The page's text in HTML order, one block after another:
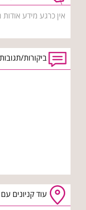
אין כרגע מידע
ביקורות/
עוד קניונים